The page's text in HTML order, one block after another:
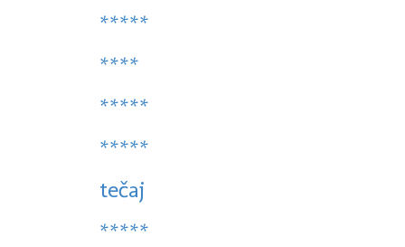
*****
****
*****
*****
tečaj
*****